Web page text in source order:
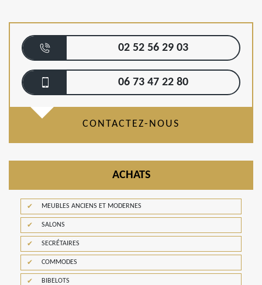
02 52 56 29 03
06 73 47 22 80
CONTACTEZ-NOUS
ACHATS
MEUBLES ANCIENS ET MODERNES
SALONS
SECRÉTAIRES
COMMODES
BIBELOTS